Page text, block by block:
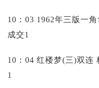
10：03 1962年三版一
成交1
10：04 红楼梦(三)双连
1